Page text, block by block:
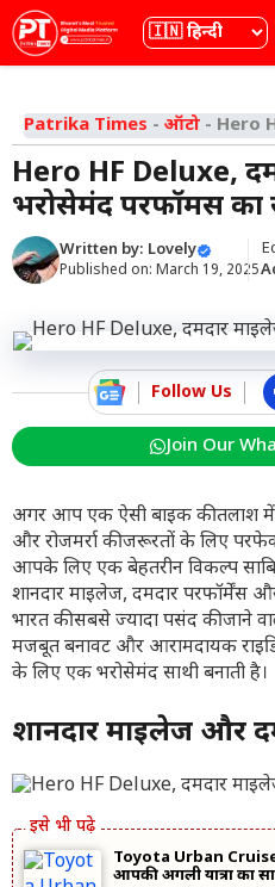
Skip
to
content
भाषा
Patrika Times - ऑटो - Hero
Hero HF Deluxe,
भरोसेमंद परफॉर्मेंस
Written by: Lovely
Published on: March 19, 2025
Follow Us
Join Our
अगर आप एक ऐसी बाइक की तलाश
और रोजमर्रा की जरूरतों के लिए
आपके लिए एक बेहतरीन विकल्प
शानदार माइलेज, दमदार परफॉर्मेंस
भारत की सबसे ज्यादा पसंद की जाने
मजबूत बनावट और आरामदायक
के लिए एक भरोसेमंद साथी बनाती है।
शानदार माइलेज और
Toyota Urban
आपकी अगली यात्रा का